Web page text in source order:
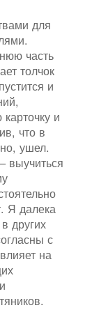
для
часть
толчок
и
и
что в
ушел.
выучиться
Я далека
других
с
на